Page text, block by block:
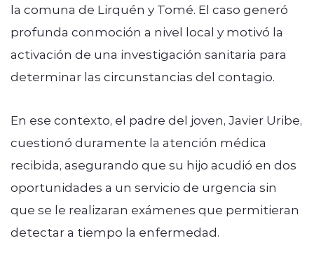
la comuna de Lirquén y Tomé. El caso generó
profunda conmoción a nivel local y motivó la
activación de una investigación sanitaria para
determinar las circunstancias del contagio.
En ese contexto, el padre del joven, Javier Uribe,
cuestionó duramente la atención médica
recibida, asegurando que su hijo acudió en dos
oportunidades a un servicio de urgencia sin
que se le realizaran exámenes que permitieran
detectar a tiempo la enfermedad.